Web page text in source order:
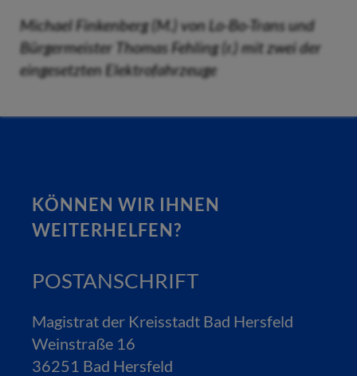
Michael Finkenberg (M.) von Lo-Bo-Trans und
Bürgermeister Thomas Fehling (r.) mit zwei der
eingesetzten Elektrofahrzeuge
KÖNNEN WIR IHNEN
WEITERHELFEN?
POSTANSCHRIFT
Magistrat der Kreisstadt Bad Hersfeld
Weinstraße 16
36251 Bad Hersfeld